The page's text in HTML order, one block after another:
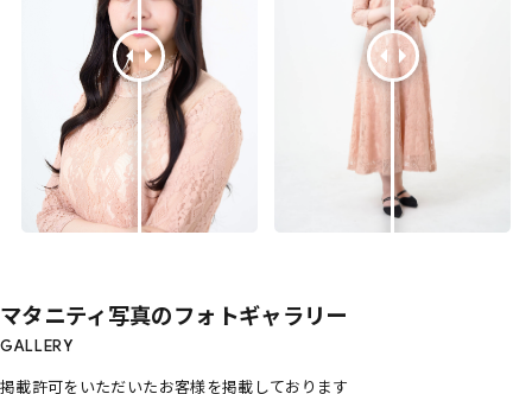
マタニティ写真のフォトギャラリー
GALLERY
掲載許可をいただいたお客様を掲載しております